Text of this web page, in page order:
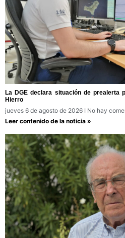
La DGE declara situación de prealerta
Hierro
jueves 6 de agosto de 2026
No hay
Leer contenido de la noticia »